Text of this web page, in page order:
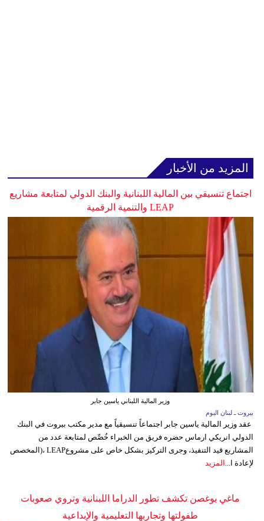
المزيد من الأخبار
اجتماع تنسيقي بين المالية اللبنانية والبنك الدولي لمتابعة مشاريع
LEAP والتنمية الرقمية
وزير المالية اللبناني ياسين جابر
بيروت ـ لبنان اليوم
عقد وزير المالية ياسين جابر اجتماعاً تنسيقياً مع مدير مكتب بيروت في البنك
الدولي انريكي ارماس حضره فريق من الخبراء خُصِّص لمتابعة عدد من
المشاريع قيد التنفيذ، وجرى التركيز بشكل خاص على مشروعLEAP ،(المخصص
لإعادة ا...
المزيد
ماغي بوغصن تكشف تطور الدراما اللبنانية وتروي صعوبات
طفولتها وتجاربها التعليمية والإبداعية